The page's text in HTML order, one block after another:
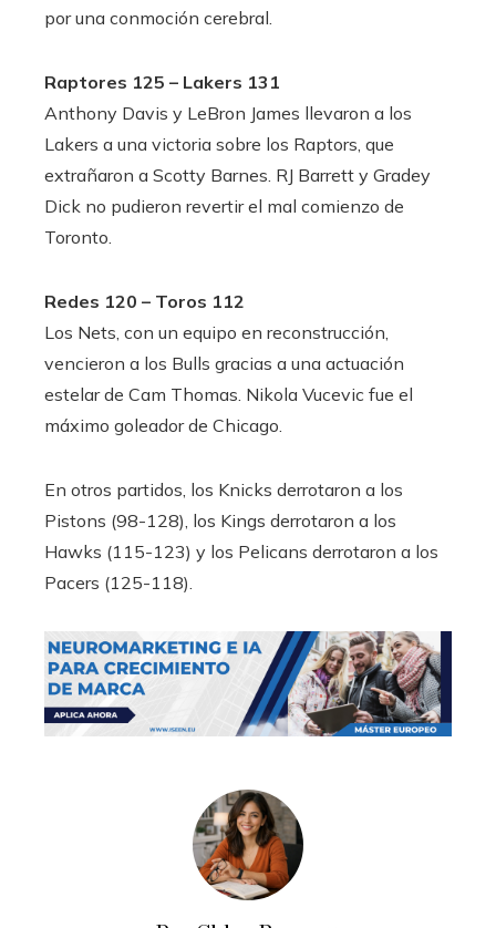
por una conmoción cerebral.
Raptores 125 – Lakers 131
Anthony Davis y LeBron James llevaron a los
Lakers a una victoria sobre los Raptors, que
extrañaron a Scotty Barnes. RJ Barrett y Gradey
Dick no pudieron revertir el mal comienzo de
Toronto.
Redes 120 – Toros 112
Los Nets, con un equipo en reconstrucción,
vencieron a los Bulls gracias a una actuación
estelar de Cam Thomas. Nikola Vucevic fue el
máximo goleador de Chicago.
En otros partidos, los Knicks derrotaron a los
Pistons (98-128), los Kings derrotaron a los
Hawks (115-123) y los Pelicans derrotaron a los
Pacers (125-118).